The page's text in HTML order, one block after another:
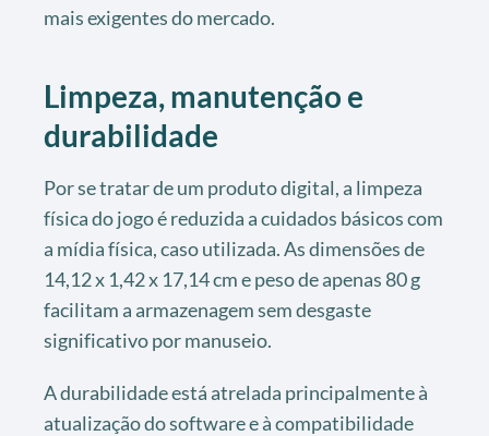
mais exigentes do mercado.
Limpeza, manutenção e
durabilidade
Por se tratar de um produto digital, a limpeza
física do jogo é reduzida a cuidados básicos com
a mídia física, caso utilizada. As dimensões de
14,12 x 1,42 x 17,14 cm e peso de apenas 80 g
facilitam a armazenagem sem desgaste
significativo por manuseio.
A durabilidade está atrelada principalmente à
atualização do software e à compatibilidade